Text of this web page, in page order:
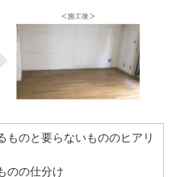
ものと要らないもののヒアリ
のの仕分け